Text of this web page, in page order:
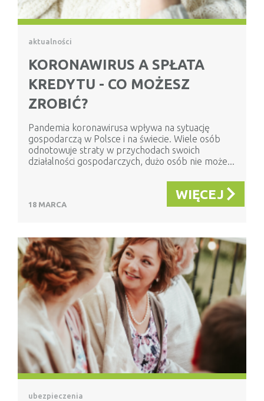
aktualności
KORONAWIRUS A SPŁATA
KREDYTU - CO MOŻESZ
ZROBIĆ?
Pandemia koronawirusa wpływa na sytuację
gospodarczą w Polsce i na świecie. Wiele osób
odnotowuje straty w przychodach swoich
działalności gospodarczych, dużo osób nie może...
18 MARCA
WIĘCEJ
ubezpieczenia